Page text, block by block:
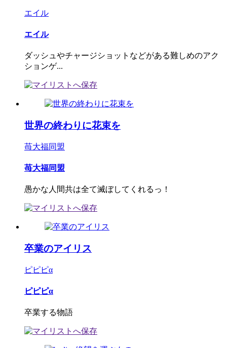
エイル
エイル
ダッシュやチャージショットなどがある難しめのアク
ションゲ...
世界の終わりに花束を
苺大福同盟
苺大福同盟
愚かな人間共は全て滅ぼしてくれるっ！
卒業のアイリス
ピピピα
ピピピα
卒業する物語